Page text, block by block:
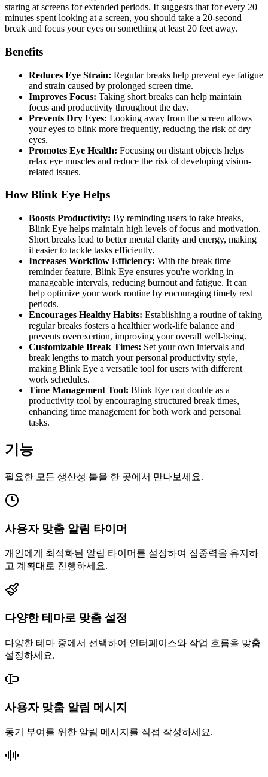
staring at screens for extended periods. It suggests that for every 20
minutes spent looking at a screen, you should take a 20-second
break and focus your eyes on something at least 20 feet away.
Benefits
Reduces Eye Strain: Regular breaks help prevent eye fatigue
and strain caused by prolonged screen time.
Improves Focus: Taking short breaks can help maintain
focus and productivity throughout the day.
Prevents Dry Eyes: Looking away from the screen allows
your eyes to blink more frequently, reducing the risk of dry
eyes.
Promotes Eye Health: Focusing on distant objects helps
relax eye muscles and reduce the risk of developing vision-
related issues.
How Blink Eye Helps
Boosts Productivity: By reminding users to take breaks,
Blink Eye helps maintain high levels of focus and motivation.
Short breaks lead to better mental clarity and energy, making
it easier to tackle tasks efficiently.
Increases Workflow Efficiency: With the break time
reminder feature, Blink Eye ensures you're working in
manageable intervals, reducing burnout and fatigue. It can
help optimize your work routine by encouraging timely rest
periods.
Encourages Healthy Habits: Establishing a routine of taking
regular breaks fosters a healthier work-life balance and
prevents overexertion, improving your overall well-being.
Customizable Break Times: Set your own intervals and
break lengths to match your personal productivity style,
making Blink Eye a versatile tool for users with different
work schedules.
Time Management Tool: Blink Eye can double as a
productivity tool by encouraging structured break times,
enhancing time management for both work and personal
tasks.
기능
필요한 모든 생산성 툴을 한 곳에서 만나보세요.
사용자 맞춤 알림 타이머
개인에게 최적화된 알림 타이머를 설정하여 집중력을 유지하
고 계획대로 진행하세요.
다양한 테마로 맞춤 설정
다양한 테마 중에서 선택하여 인터페이스와 작업 흐름을 맞춤
설정하세요.
사용자 맞춤 알림 메시지
동기 부여를 위한 알림 메시지를 직접 작성하세요.